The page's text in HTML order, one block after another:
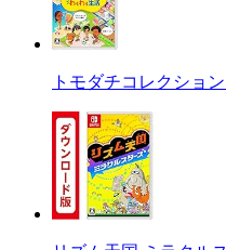
トモダチコレクショ